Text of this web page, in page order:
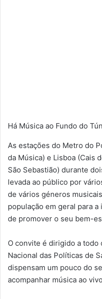
Há Música ao Fundo do
As estações do Metro do
da Música) e Lisboa (Cais
São Sebastião) durante
levada ao público por
de vários géneros
população em geral para
de promover o seu bem-
O convite é dirigido a todo
Nacional das Políticas de
dispensam um pouco do
acompanhar música ao